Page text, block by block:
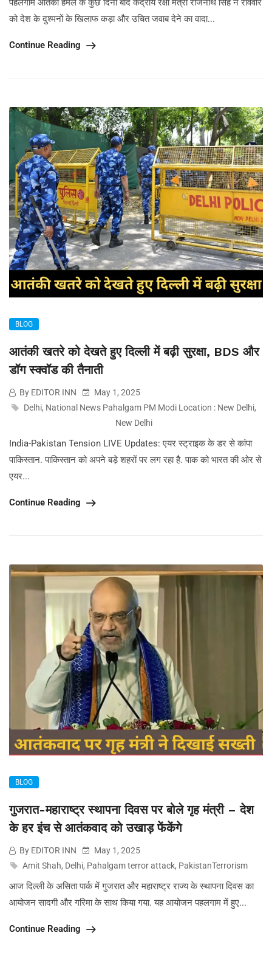
पहलगाम आतंकी हमले के कुछ दिनों बाद केंद्रीय रक्षा मंत्री राजनाथ सिंह ने रविवार
को देश के दुश्मनों के खिलाफ कड़ा और उचित जवाब देने का वादा...
Continue Reading
BLOG
आतंकी खतरे को देखते हुए दिल्ली में बढ़ी सुरक्षा, BDS और
डॉग स्क्वॉड की तैनाती
By EDITOR INN
May 1, 2025
Delhi, National News Pahalgam PM Modi Location : New Delhi,
New Delhi
India-Pakistan Tension LIVE Updates: एयर स्ट्राइक के डर से कांपा
पाकिस्तान. पाकिस्तान को अपने बड़े शहरों पर लग रहा है. पाक को भारत की ओर से
एयर...
Continue Reading
BLOG
गुजरात-महाराष्ट्र स्थापना दिवस पर बोले गृह मंत्री – देश
के हर इंच से आतंकवाद को उखाड़ फेंकेंगे
By EDITOR INN
May 1, 2025
Amit Shah, Delhi, Pahalgam terror attack, PakistanTerrorism
आज दिल्ली के असिता पार्क में गुजरात और महाराष्ट्र राज्‍य के स्थापना दिवस का
आयोजन सादगी और गरिमा के साथ किया गया. यह आयोजन पहलगाम में हुए...
Continue Reading